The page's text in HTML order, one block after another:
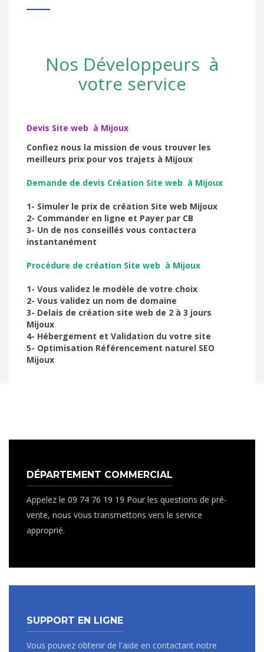
Nos Développeurs à
votre service
Devis Site web à Mijoux
Confiez nous la mission de vous trouver les
meilleurs prix pour vos trajets à Mijoux
Demande de devis Création Site web à Mijoux
1- Simuler le prix de création Site web Mijoux
2- Commander en ligne et Payer par CB
3- Un de nos conseillés vous contactera
instantanément
Procédure de création Site web à Mijoux
1- Vous validez le modèle de votre choix
2- Vous validez un nom de domaine
3- Delais de création site web de 2 à 3 jours
Mijoux
4- Hébergement et Validation du votre site
5- Optimisation Référencement naturel SEO
Mijoux
DÉPARTEMENT COMMERCIAL
Appelez le 09 74 76 19 19 Pour les questions de pré-
vente, nous vous transmettons vers le service
approprié.
SUPPORT EN LIGNE
Vous pouvez obtenir de l'aide en contactant notre